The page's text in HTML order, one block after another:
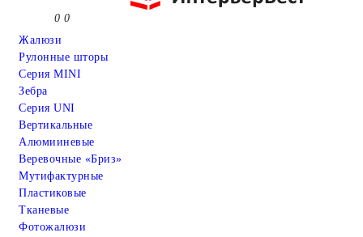
0 0
Жалюзи
Рулонные шторы
Серия MINI
Зебра
Серия UNI
Вертикальные
Алюмииневые
Веревочные «Бриз»
Мутифактурные
Пластиковые
Тканевые
Фотожалюзи